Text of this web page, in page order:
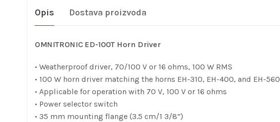
Opis Dostava proizvoda
OMNITRONIC ED-100T Horn Driver
• Weatherproof driver, 70/100 V or 16 ohms, 100 W RMS
• 100 W horn driver matching the horns EH-310, EH-400, and EH-560
• Applicable for operation with 70 V, 100 V or 16 ohms
• Power selector switch
• 35 mm mounting flange (3.5 cm/1 3/8”)